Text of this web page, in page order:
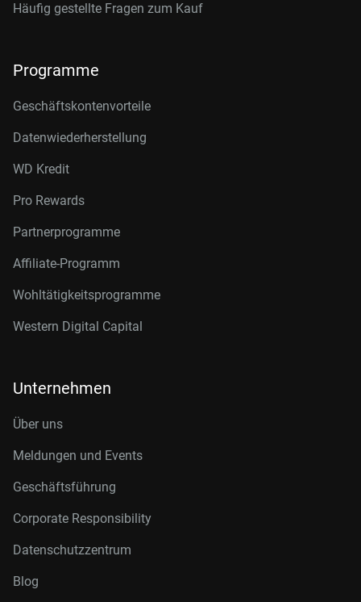
Häufig gestellte Fragen zum Kauf
Programme
Geschäftskontenvorteile
Datenwiederherstellung
WD Kredit
Pro Rewards
Partnerprogramme
Affiliate-Programm
Wohltätigkeitsprogramme
Western Digital Capital
Unternehmen
Über uns
Meldungen und Events
Geschäftsführung
Corporate Responsibility
Datenschutzzentrum
Blog